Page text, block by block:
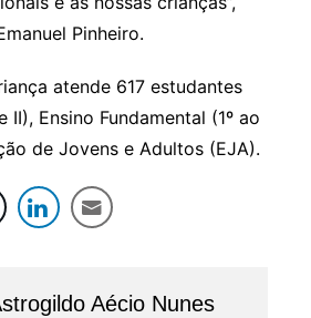
Pinheiro.
atende 617 estudantes
II), Ensino Fundamental (1º ao
de Jovens e Adultos (EJA).
Aécio Nunes